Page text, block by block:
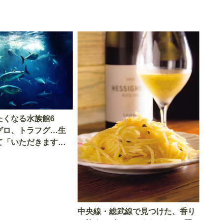
くなる水族館6
、トラフグ…生
「いただきます」
中央線・総武線で見つけた、香り